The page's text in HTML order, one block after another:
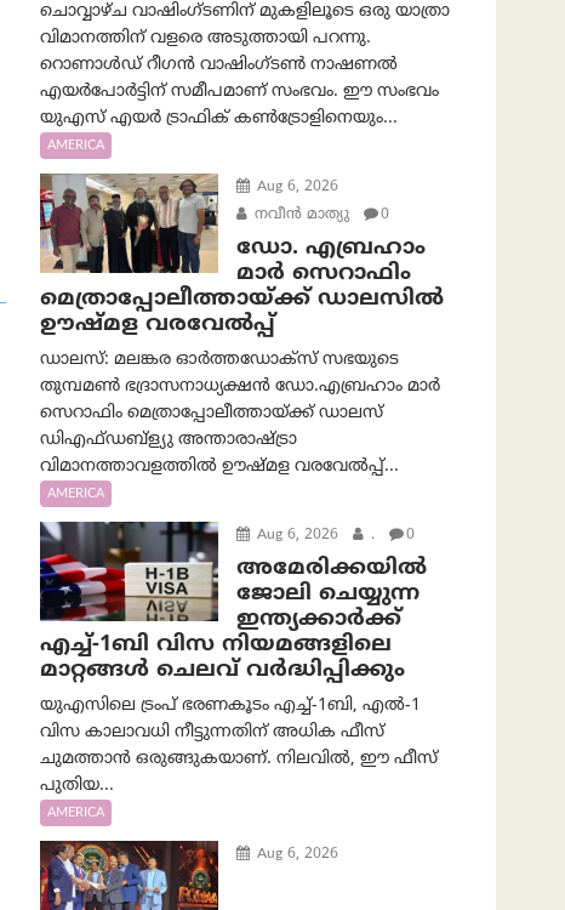
ചൊവ്വാഴ്ച വാഷിംഗ്ടണിന് മുകളിലൂടെ ഒരു യാത്രാ
വിമാനത്തിന് വളരെ അടുത്തായി പറന്നു.
റൊണാൾഡ് റീഗൻ വാഷിംഗ്ടൺ നാഷണൽ
എയർപോർട്ടിന് സമീപമാണ് സംഭവം. ഈ സംഭവം
യുഎസ് എയർ ട്രാഫിക് കൺട്രോളിനെയും...
AMERICA
Aug 6, 2026
നവീൻ മാത്യു
0
ഡോ. എബ്രഹാം
മാർ സെറാഫിം
മെത്രാപ്പോലീത്തായ്ക്ക് ഡാലസിൽ
ഊഷ്മള വരവേൽപ്പ്
ഡാലസ്: മലങ്കര ഓർത്തഡോക്സ് സഭയുടെ
തുമ്പമൺ ഭദ്രാസനാധ്യക്ഷൻ ഡോ.എബ്രഹാം മാർ
സെറാഫിം മെത്രാപ്പോലീത്തായ്ക്ക് ഡാലസ്
ഡിഎഫ്ഡബ്ള്യു അന്താരാഷ്ട്രാ
വിമാനത്താവളത്തിൽ ഊഷ്മള വരവേൽപ്പ്...
AMERICA
Aug 6, 2026 . 0
അമേരിക്കയില്‍
ജോലി ചെയ്യുന്ന
ഇന്ത്യക്കാർക്ക്
എച്ച്-1ബി വിസ നിയമങ്ങളിലെ
മാറ്റങ്ങൾ ചെലവ് വർദ്ധിപ്പിക്കും
യുഎസിലെ ട്രംപ് ഭരണകൂടം എച്ച്-1ബി, എൽ-1
വിസ കാലാവധി നീട്ടുന്നതിന് അധിക ഫീസ്
ചുമത്താൻ ഒരുങ്ങുകയാണ്. നിലവിൽ, ഈ ഫീസ്
പുതിയ...
AMERICA
Aug 6, 2026